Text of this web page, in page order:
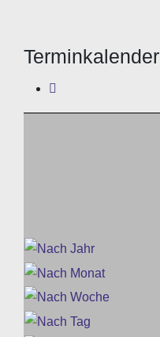
Terminkalender